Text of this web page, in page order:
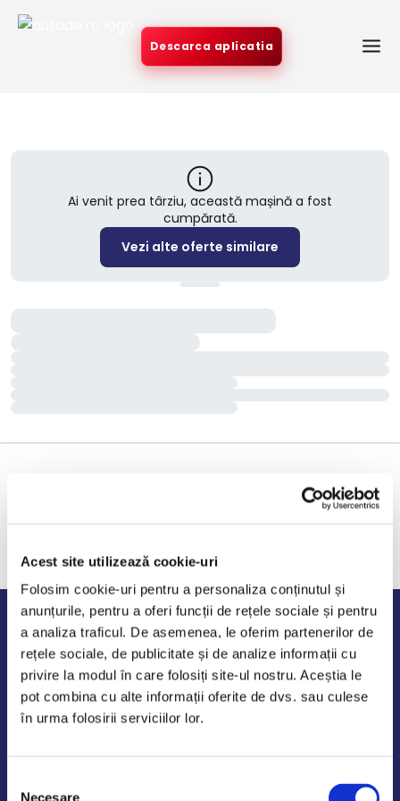
Acest site utilizează cookie-uri
Folosim cookie-uri pentru a personaliza conținutul și
anunțurile, pentru a oferi funcții de rețele sociale și pentru
a analiza traficul. De asemenea, le oferim partenerilor de
rețele sociale, de publicitate și de analize informații cu
privire la modul în care folosiți site-ul nostru. Aceștia le
pot combina cu alte informații oferite de dvs. sau culese
în urma folosirii serviciilor lor.
Necesare
Descarca aplicatia
Ai venit prea târziu, această mașină a fost
cumpărată.
Vezi alte oferte similare
Program de lucru
Luni - Vineri: 09:00-18:00
Sambata - Duminica: 10:00-14:00